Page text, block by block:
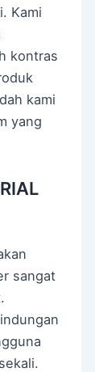
Kami
kontras
kami
yang
sangat